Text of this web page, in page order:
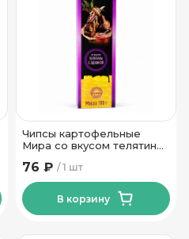
Чипсы картофельные
Мира со вкусом телятины
1 шт
76 ₽
В корзину